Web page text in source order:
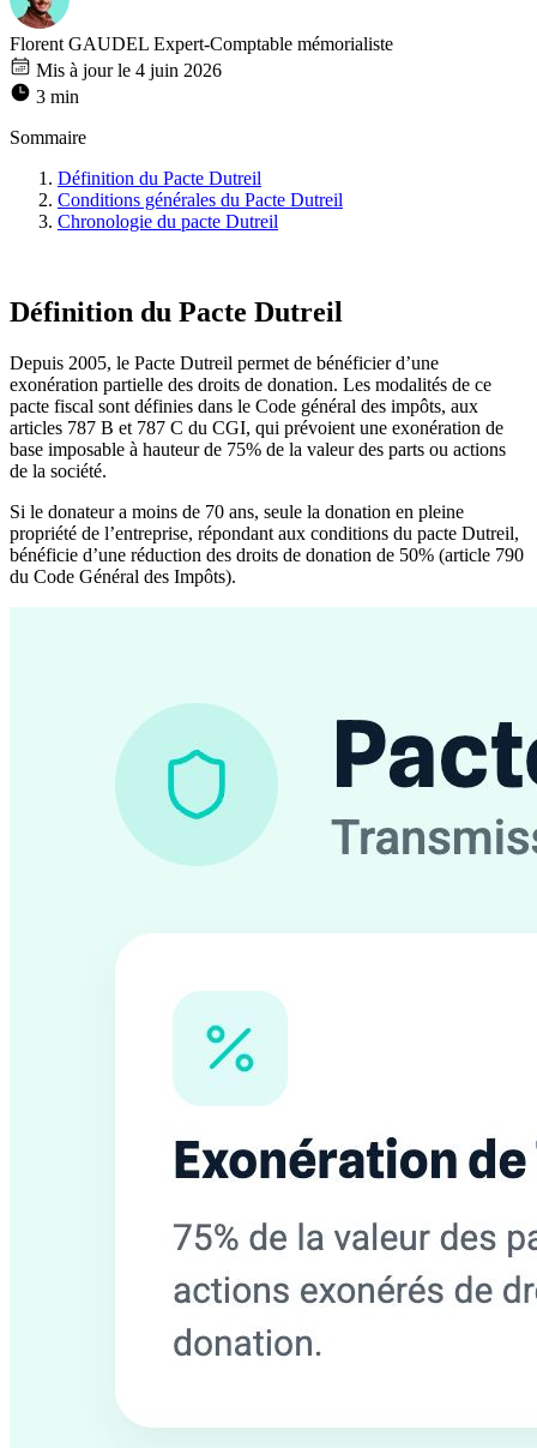
Florent GAUDEL Expert-Comptable mémorialiste
Mis à jour le 4 juin 2026
3 min
Sommaire
Définition du Pacte Dutreil
Conditions générales du Pacte Dutreil
Chronologie du pacte Dutreil
Définition du Pacte Dutreil
Depuis 2005, le Pacte Dutreil permet de bénéficier d’une
exonération partielle des droits de donation. Les modalités de ce
pacte fiscal sont définies dans le Code général des impôts, aux
articles 787 B et 787 C du CGI, qui prévoient une exonération de
base imposable à hauteur de 75% de la valeur des parts ou actions
de la société.
Si le donateur a moins de 70 ans, seule la donation en pleine
propriété de l’entreprise, répondant aux conditions du pacte Dutreil,
bénéficie d’une réduction des droits de donation de 50% (article 790
du Code Général des Impôts).